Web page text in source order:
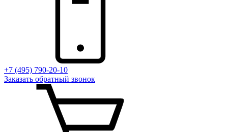
+7 (495) 790-20-10
Заказать обратный звонок